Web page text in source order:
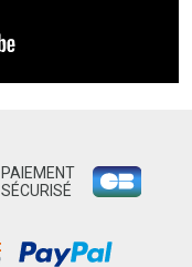
PAIEMENT
SÉCURISÉ